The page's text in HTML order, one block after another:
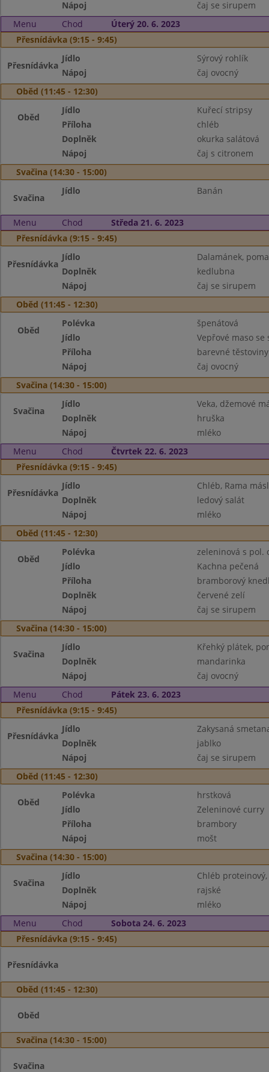
Nápoj
čaj se sirupem
Menu
Chod
Úterý 20. 6. 2023
Přesnídávka (9:15 - 9:45)
Přesnídávka
Jídlo
Sýrový rohlík
Nápoj
čaj ovocný
Oběd (11:45 - 12:30)
Oběd
Jídlo
Kuřecí stripsy
Příloha
chléb
Doplněk
okurka salátová
Nápoj
čaj s citronem
Svačina (14:30 - 15:00)
Svačina
Jídlo Banán
Menu Chod
Středa 21. 6. 2023
Přesnídávka (9:15 - 9:45)
Přesnídávka
Jídlo
Dalamánek,
Doplněk
kedlubna
Nápoj
čaj se sirupem
Oběd (11:45 - 12:30)
Oběd
Polévka
špenátová
Jídlo
Vepřové maso se
Příloha
barevné těstoviny
Nápoj
čaj ovocný
Svačina (14:30 - 15:00)
Svačina
Jídlo
Veka, džemové
Doplněk
hruška
Nápoj
mléko
Menu
Chod
Čtvrtek 22. 6. 2023
Přesnídávka (9:15 - 9:45)
Přesnídávka
Jídlo
Chléb, Rama
Doplněk
ledový salát
Nápoj
mléko
Oběd (11:45 - 12:30)
Oběd
Polévka
zeleninová s pol.
Jídlo
Kachna pečená
Příloha
bramborový
Doplněk
červené zelí
Nápoj
čaj se sirupem
Svačina (14:30 - 15:00)
Svačina
Jídlo
Křehký plátek,
Doplněk
mandarinka
Nápoj
čaj ovocný
Menu
Chod
Pátek 23. 6. 2023
Přesnídávka (9:15 - 9:45)
Přesnídávka
Jídlo
Zakysaná
Doplněk
jablko
Nápoj
čaj se sirupem
Oběd (11:45 - 12:30)
Oběd
Polévka
hrstková
Jídlo
Zeleninové curry
Příloha
brambory
Nápoj
mošt
Svačina (14:30 - 15:00)
Svačina
Jídlo
Chléb
Doplněk
rajské
Nápoj
mléko
Menu
Chod
Sobota 24. 6. 2023
Přesnídávka (9:15 - 9:45)
Přesnídávka
Oběd (11:45 - 12:30)
Oběd
Svačina (14:30 - 15:00)
Svačina